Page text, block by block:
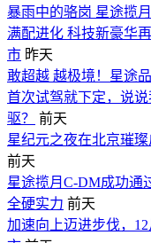
暴雨中的骆岗 星途揽
满配进化 科技新豪华
市 昨天
敢超越 越极境！星途
首次试驾就下定，说
驱？
前天
星纪元之夜在北京璀
前天
星途揽月C-DM成功通
全硬实力 前天
加速向上迈进步伐，